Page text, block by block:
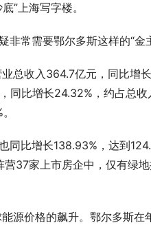
”上海写字楼。
常需要鄂尔多斯这样的“金主
总收入364.7亿元，同比增
同比增长24.32%，约占总
同比增长138.93%，达到
37家上市房企中，仅有绿
源价格的飙升。鄂尔多斯在